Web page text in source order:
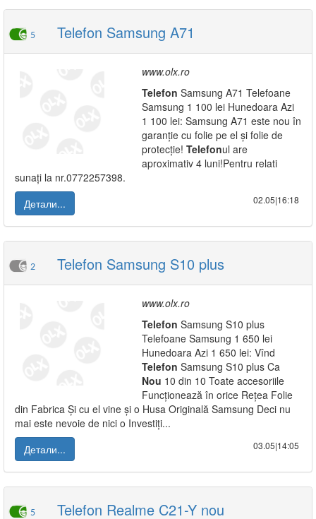
5 Telefon Samsung A71
www.olx.ro
Telefon Samsung A71 Telefoane
Samsung 1 100 lei Hunedoara Azi
1 100 lei: Samsung A71 este nou în
garanție cu folie pe el și folie de
protecție! Telefonul are
aproximativ 4 luni!Pentru relati
sunați la nr.0772257398.
Детали...
02.05|16:18
2 Telefon Samsung S10 plus
www.olx.ro
Telefon Samsung S10 plus
Telefoane Samsung 1 650 lei
Hunedoara Azi 1 650 lei: Vînd
Telefon Samsung S10 plus Ca
Nou 10 din 10 Toate accesoriile
Funcționează în orice Rețea Folie
din Fabrica Și cu el vine și o Husa Originală Samsung Deci nu
mai este nevoie de nici o Investiți...
Детали...
03.05|14:05
5 Telefon Realme C21-Y nou